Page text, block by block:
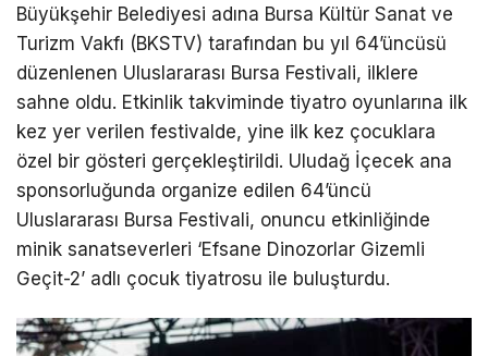
Büyükşehir Belediyesi adına Bursa Kültür Sanat ve
Turizm Vakfı (BKSTV) tarafından bu yıl 64’üncüsü
düzenlenen Uluslararası Bursa Festivali, ilklere
sahne oldu. Etkinlik takviminde tiyatro oyunlarına ilk
kez yer verilen festivalde, yine ilk kez çocuklara
özel bir gösteri gerçekleştirildi. Uludağ İçecek ana
sponsorluğunda organize edilen 64’üncü
Uluslararası Bursa Festivali, onuncu etkinliğinde
minik sanatseverleri ‘Efsane Dinozorlar Gizemli
Geçit-2’ adlı çocuk tiyatrosu ile buluşturdu.